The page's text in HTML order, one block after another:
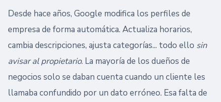
Desde hace años, Google modifica los perfiles de
empresa de forma automática. Actualiza horarios,
cambia descripciones, ajusta categorías... todo ello sin
avisar al propietario. La mayoría de los dueños de
negocios solo se daban cuenta cuando un cliente les
llamaba confundido por un dato erróneo. Esa falta de